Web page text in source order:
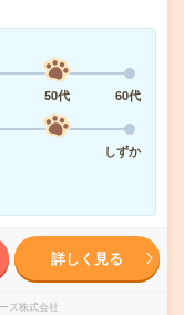
50代
60代
しずか
詳しく見る
ズ株式会社